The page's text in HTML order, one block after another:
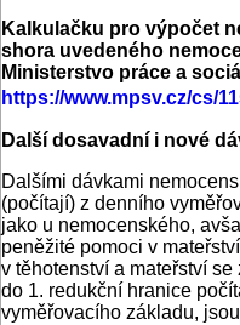
Kalkulačku pro výpočet
shora uvedeného
Ministerstvo práce a
https://www.mpsv.cz/cs/
Další dosavadní i nové
Dalšími dávkami
(počítají) z denního
jako u nemocenského,
peněžité pomoci v
v těhotenství a mateřství
do 1. redukční hranice
vyměřovacího základu,